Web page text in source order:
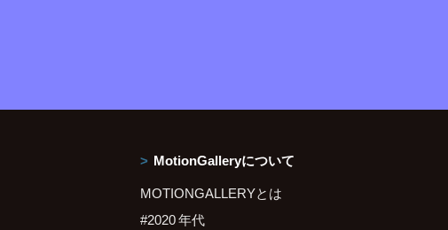
MotionGalleryについて
MOTIONGALLERYとは
#2020 年代